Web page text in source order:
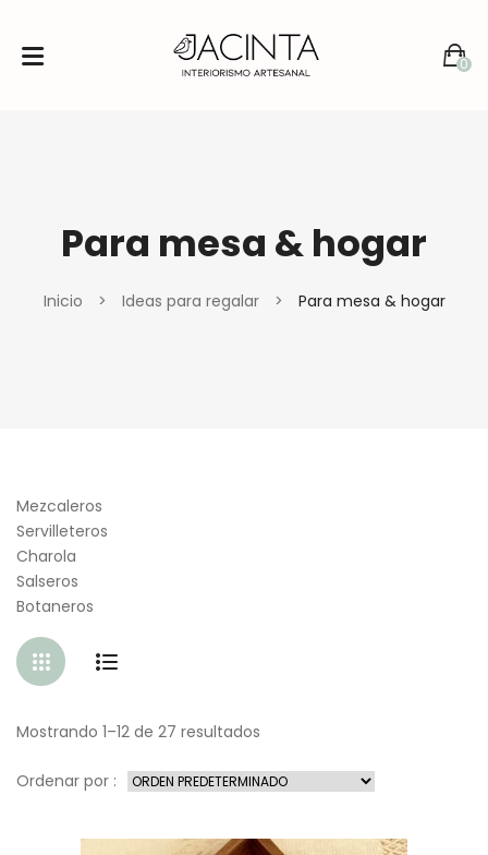
0
Para mesa & hogar
Inicio > Ideas para regalar > Para mesa & hogar
Mezcaleros
Servilleteros
Charola
Salseros
Botaneros
Mostrando 1–12 de 27 resultados
Ordenar por :